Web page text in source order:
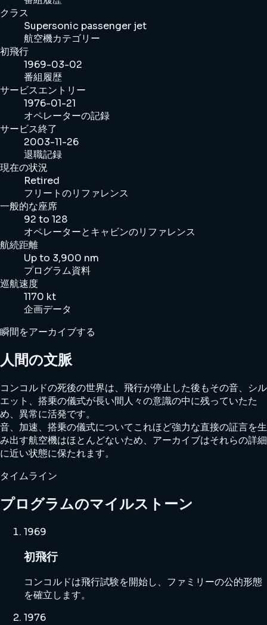
クラス
Supersonic passenger jet
航空機カテゴリー
初飛行
1969-03-02
番組履歴
サービスエントリー
1976-01-21
オペレーターの記録
サービス終了
2003-11-26
退職記録
現在の状況
Retired
フリートのリファレンス
一般的な座席
92 to 128
オペレーターとキャビンのリファレンス
航続距離
Up to 3,900 nm
プログラム資料
巡航速度
1170 kt
企画データ
瞬間をアーカイブする
人間の文脈
コンコルドの死後の世界は、飛行が停止した後もその音、シル
エット、搭乗の儀式が長い間人々の意識の中に残っていたた
め、異常に活発です。
音、加速、搭乗の儀式についてこれほど強力な直接の証言を生
み出す航空機はほとんどないため、アーカイブはそれらの詳細
に近い状態に保たれます。
タイムライン
プログラムのマイルストーン
1969
初飛行
コンコルドは飛行試験を開始し、ファミリーの公的形態
を確立します。
1976